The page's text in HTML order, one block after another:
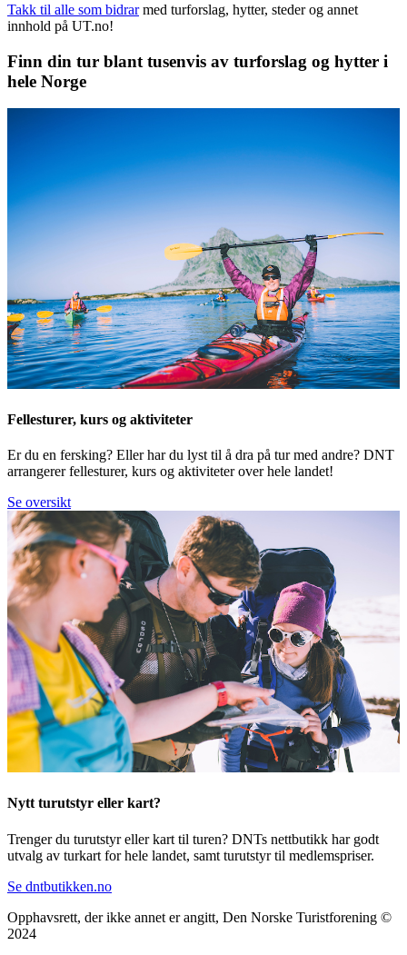
Takk til alle som bidrar med turforslag, hytter, steder og annet
innhold på UT.no!
Finn din tur blant tusenvis av turforslag og hytter i
hele Norge
Fellesturer, kurs og aktiviteter
Er du en fersking? Eller har du lyst til å dra på tur med andre? DNT
arrangerer fellesturer, kurs og aktiviteter over hele landet!
Se oversikt
Nytt turutstyr eller kart?
Trenger du turutstyr eller kart til turen? DNTs nettbutikk har godt
utvalg av turkart for hele landet, samt turutstyr til medlemspriser.
Se dntbutikken.no
Opphavsrett, der ikke annet er angitt, Den Norske Turistforening ©
2024